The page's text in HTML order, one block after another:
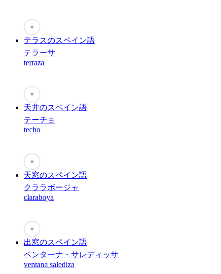
♥
テラスのスペイン語
テラーサ
terraza
♥
天井のスペイン語
テーチョ
techo
♥
天窓のスペイン語
クララボージャ
claraboya
♥
出窓のスペイン語
ベンターナ・サレディッサ
ventana salediza